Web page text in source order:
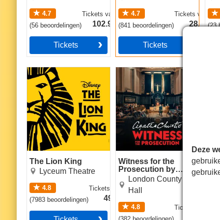
4.7
(56beoordelingen)
Tickets vanaf
102.99€
Tickets
4.7
(841 beoordelingen)
Ticketsvanaf
28.49€
Tickets
(23
The Lion King
Lyceum Theatre
4.8
(7983beoordelingen)
Tickets vanaf
49.99€
The Lion King
Witness for the
Prosecution by
Agatha Christie
London County
Hall
4.8
Tickets
Witness for the
Prosecution by Agatha
Christie
Deze